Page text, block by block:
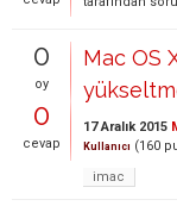
0
oy
0
cevap
Mac OS
17 Aralık 2015
Kullanıcı (160
imac